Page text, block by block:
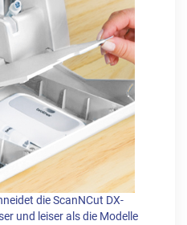
die ScanNCut DX-
und leiser als die Modelle